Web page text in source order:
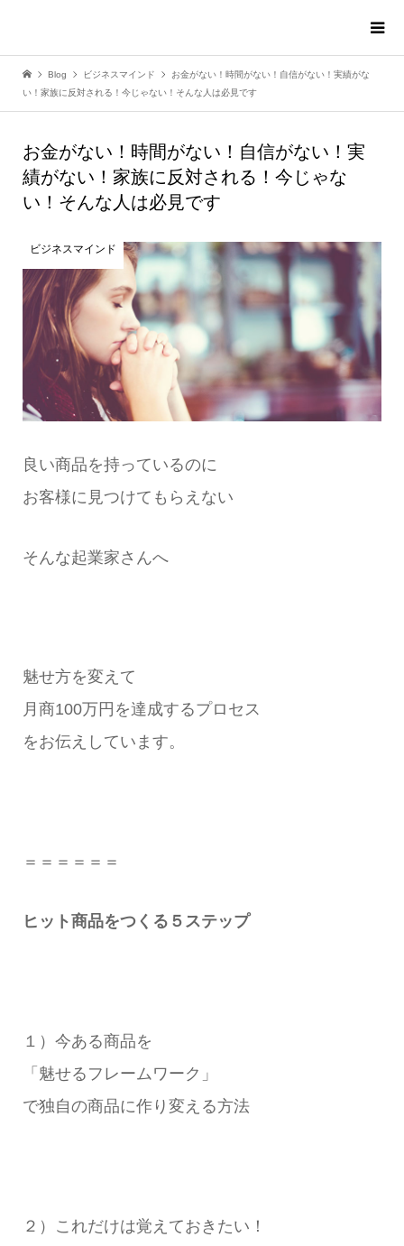
Blog ビジネスマインド
お金がない！時間がない！自信がない！実績がな
い！家族に反対される！今じゃない！そんな人は必見です
お金がない！時間がない！自信がない！実
績がない！家族に反対される！今じゃな
い！そんな人は必見です
ビジネスマインド
良い商品を持っているのに
お客様に見つけてもらえない
そんな起業家さんへ
魅せ方を変えて
月商100万円を達成するプロセス
をお伝えしています。
＝＝＝＝＝＝
ヒット商品をつくる５ステップ
１）今ある商品を
「魅せるフレームワーク」
で独自の商品に作り変える方法
２）これだけは覚えておきたい！